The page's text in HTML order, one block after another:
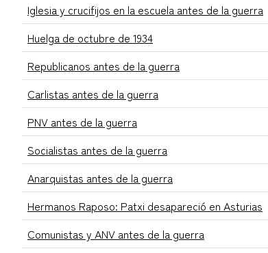
Iglesia y crucifijos en la escuela antes de la guerra
Huelga de octubre de 1934
Republicanos antes de la guerra
Carlistas antes de la guerra
PNV antes de la guerra
Socialistas antes de la guerra
Anarquistas antes de la guerra
Hermanos Raposo: Patxi desapareció en Asturias
Comunistas y ANV antes de la guerra